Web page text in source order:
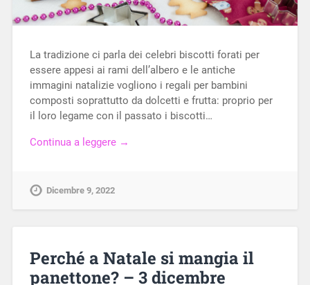
La tradizione ci parla dei celebri biscotti forati per
essere appesi ai rami dell’albero e le antiche
immagini natalizie vogliono i regali per bambini
composti soprattutto da dolcetti e frutta: proprio per
il loro legame con il passato i biscotti…
Continua a leggere →
Dicembre 9, 2022
Perché a Natale si mangia il
panettone? – 3 dicembre